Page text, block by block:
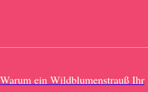
ein Wildblumenstrauß Ihr